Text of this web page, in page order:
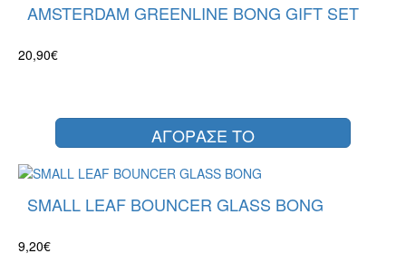
AMSTERDAM GREENLINE BONG GIFT SET
20,90€
ΑΓΟΡΑΣΕ ΤΟ
SMALL LEAF BOUNCER GLASS BONG
9,20€